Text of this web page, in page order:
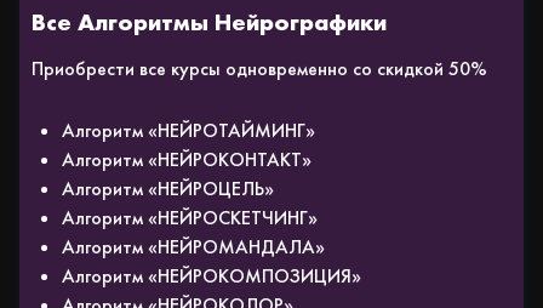
Все Алгоритмы Нейрографики
Приобрести все курсы одновременно со скидкой 50%
Алгоритм «НЕЙРОТАЙМИНГ»
Алгоритм «НЕЙРОКОНТАКТ»
Алгоритм «НЕЙРОЦЕЛЬ»
Алгоритм «НЕЙРОСКЕТЧИНГ»
Алгоритм «НЕЙРОМАНДАЛА»
Алгоритм «НЕЙРОКОМПОЗИЦИЯ»